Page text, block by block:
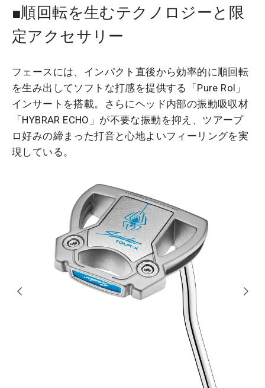
■順回転を生むテクノロジーと限
定アクセサリー
フェースには、インパクト直後から効率的に順回転
を生み出してソフトな打感を提供する「Pure Rol」
インサートを搭載。さらにヘッド内部の振動吸収材
「HYBRAR ECHO」が不要な振動を抑え、ツアープ
ロ好みの締まった打音と心地よいフィーリングを実
現している。